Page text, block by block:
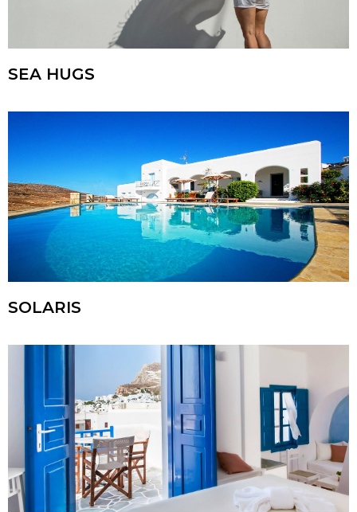
SEA HUGS
SOLARIS